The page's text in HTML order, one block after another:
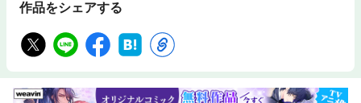
作品をシェアする